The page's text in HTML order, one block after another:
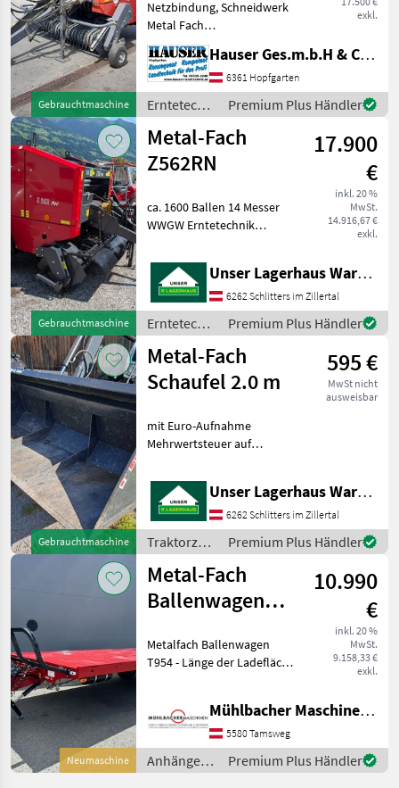
Gebrauchtmaschine
exkl.
Netzbindung, Schneidwerk
Metal Fach
Rundballenpresse, ca. 500
Ballen 11 Messer
Schneidwerk hydraulische
Bremse AS Bereifung
neuwertiger Zustand
Kunde hat a
Hauser Ges.m.b.H & Co.KG
6361 Hopfgarten
Erntetechnik
Grünland /
Metal-Fach
Premium Plus Händler
Gebrauchtmaschine
Metal-Fach
Z562RN
17.900
€
inkl. 20 %
MwSt.
14.916,67 €
exkl.
ca. 1600 Ballen 14 Messer
WWGW Erntetechnik
Rundballenpressen
Unser Lagerhaus Warenhandelsges.m.b.H.
6262 Schlitters im Zillertal
Erntetechnik
Grünland /
Metal-Fach
Premium Plus Händler
Gebrauchtmaschine
Metal-Fach
Schaufel 2.0 m
595 €
MwSt nicht
ausweisbar
mit Euro-Aufnahme
Mehrwertsteuer auf
! Informieren Sie sich bitte
vor Fahrt-Antritt
telefonisch, ob die von
Ihnenangefragte Maschine
ak
Unser Lagerhaus Warenhandelsges.m.b.H.
6262 Schlitters im Zillertal
Traktorzubehör
/ Metal-
Fach
Premium Plus Händler
Neumaschine
Metal-Fach
Ballenwagen
T954
Kombibremse
10.990
€
inkl. 20 %
MwSt.
9.158,33 €
exkl.
Metalfach Ballenwagen
T954 - Länge der Ladefläche
Gesamtlänge ca. 814cm -
Höhe der Ladefläche ca.
105cm - Kombib
Mühlbacher Maschinen GmbH
5580 Tamsweg
Anhänger /
Metal-Fach
Premium Plus Händler